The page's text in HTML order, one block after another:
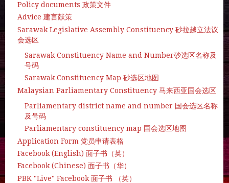
Policy documents 政策文件
Advice 建言献策
Sarawak Legislative Assembly Constituency 砂拉越立法议
会选区
Sarawak Constituency Name and Number砂选区名称及
号码
Sarawak Constituency Map 砂选区地图
Malaysian Parliamentary Constituency 马来西亚国会选区
Parliamentary district name and number 国会选区名称
及号码
Parliamentary constituency map 国会选区地图
Application Form 党员申请表格
Facebook (English) 面子书（英）
Facebook (Chinese) 面子书（华）
PBK "Live" Facebook 面子书 （英）